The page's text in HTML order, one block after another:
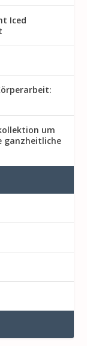
Iced
um
ganzheitliche